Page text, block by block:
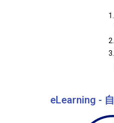
eLearning -